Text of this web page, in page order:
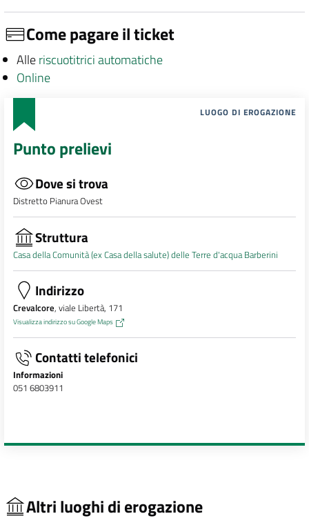
Come pagare il ticket
Alleriscuotitrici automatiche
Online
LUOGO DI EROGAZIONE
Punto prelievi
Dove si trova
Distretto Pianura Ovest
Struttura
Casa della Comunità (ex Casa della salute) delle Terre d'acqua Barberini
Indirizzo
Crevalcore, viale Libertà, 171
Visualizza indirizzo su Google Maps
Contatti telefonici
Informazioni
051 6803911
Altri luoghi di erogazione